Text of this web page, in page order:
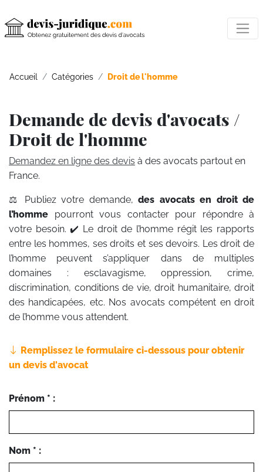
Accueil Catégories Droit de l'homme
Demande de devis d'avocats /
Droit de l'homme
Demandez en ligne des devis à des avocats partout en
France.
⚖️ Publiez votre demande,des avocats en droit de
l’homme pourront vous contacter pour répondre à
votre besoin. ✔️ Le droit de l’homme régit les rapports
entre les hommes, ses droits et ses devoirs. Les droit de
l’homme peuvent s’appliquer dans de multiples
domaines : esclavagisme, oppression, crime,
discrimination, conditions de vie, droit humanitaire, droit
des handicapées, etc. Nos avocats compétent en droit
de l’homme vous attendent.
Remplissez le formulaire ci-dessous pour obtenir
un devis d'avocat
Prénom * :
Nom * :